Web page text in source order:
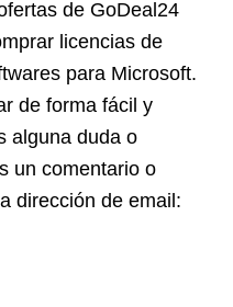
de GoDeal24
licencias de
para Microsoft.
de forma fácil y
alguna duda o
un comentario o
dirección de email: